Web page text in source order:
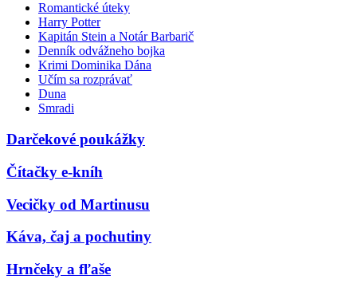
Romantické úteky
Harry Potter
Kapitán Stein a Notár Barbarič
Denník odvážneho bojka
Krimi Dominika Dána
Učím sa rozprávať
Duna
Smradi
Darčekové poukážky
Čítačky e-kníh
Vecičky od Martinusu
Káva, čaj a pochutiny
Hrnčeky a fľaše